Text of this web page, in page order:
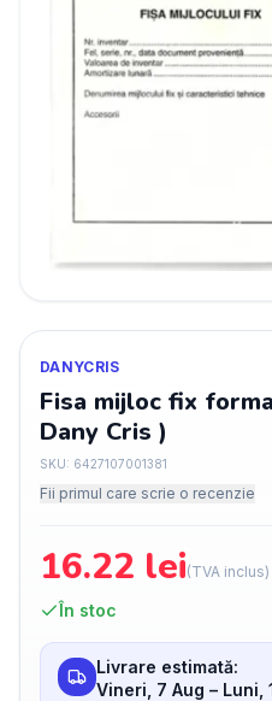
DANYCRIS
Fisa mijloc fix
Dany Cris )
SKU: 6427107001381
Fii primul care scrie o recenzie
16.22 lei(TVA inclus)
În stoc
Livrare estimată:
Vineri, 7 Aug – Luni,